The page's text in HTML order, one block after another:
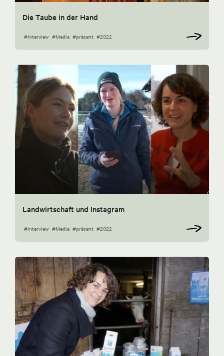
Die Taube in der Hand
#Interview #Media #präsent #2022
Landwirtschaft und Instagram
#Interview #Media #präsent #2022